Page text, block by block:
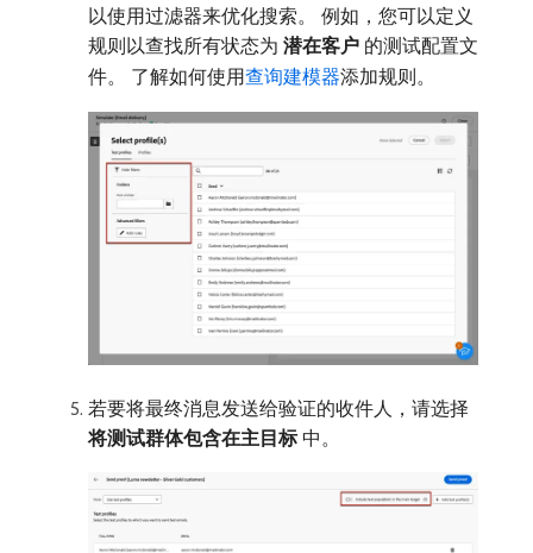
以使用过滤器来优化搜索。 例如，您可以定义
规则以查找所有状态为​ 潜在客户 ​的测试配置文
件。 了解如何使用查询建模器添加规则。
若要将最终消息发送给验证的收件人，请选择​
将测试群体包含在主目标​中。